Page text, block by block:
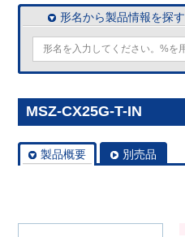
形名から製品情報を探す
MSZ-CX25G-T-IN
製品概要 別売品